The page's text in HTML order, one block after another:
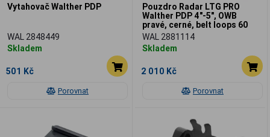
Porovnat
Vytahovač Walther PDP
WAL 2848449
Skladem
501 Kč
Porovnat
Pouzdro Radar LTG PRO
Walther PDP 4"-5", OWB
pravé, cerné, belt loops 60
mm
WAL 2881114
Skladem
2 010 Kč